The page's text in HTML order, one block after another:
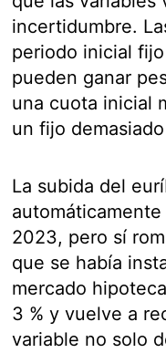
incertidumbre.
periodo inicial
pueden ganar
una cuota inicial
un fijo
La subida del
2023, pero sí
que se había
mercado
3 % y vuelve a
variable no solo